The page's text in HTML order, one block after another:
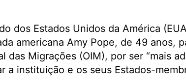
dos Estados Unidos da América
americana Amy Pope, de 49 anos,
das Migrações (OIM), por ser “mais
a instituição e os seus Estados-